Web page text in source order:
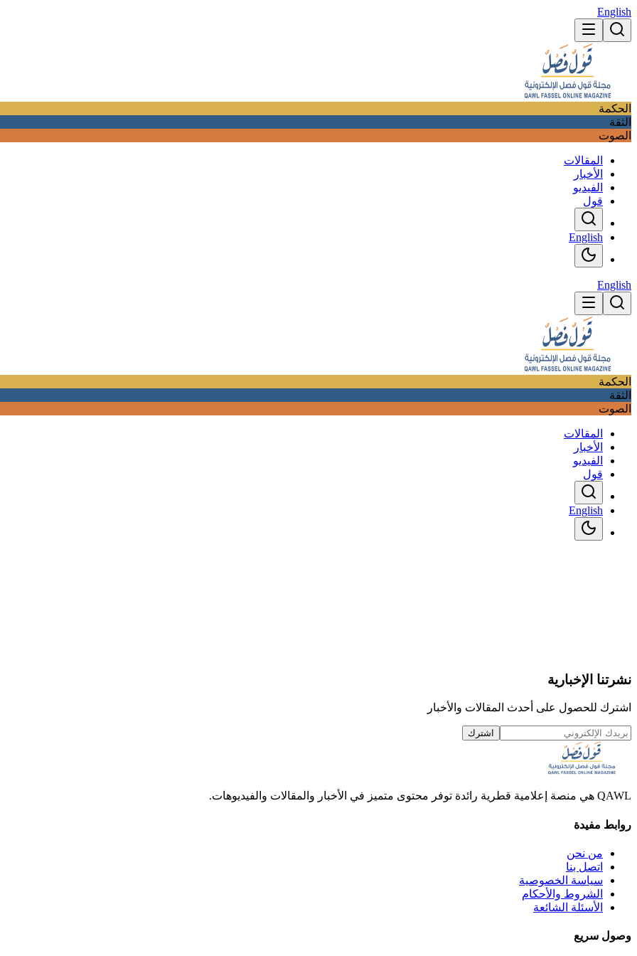
English
الحكمة
الثقة
الصوت
المقالات
الأخبار
الفيديو
قول
English
English
الحكمة
الثقة
الصوت
المقالات
الأخبار
الفيديو
قول
English
نشرتنا الإخبارية
اشترك للحصول على أحدث المقالات والأخبار
اشترك
QAWL هي منصة إعلامية قطرية رائدة توفر محتوى متميز في الأخبار والمقالات والفيديوهات.
روابط مفيدة
من نحن
اتصل بنا
سياسة الخصوصية
الشروط والأحكام
الأسئلة الشائعة
وصول سريع